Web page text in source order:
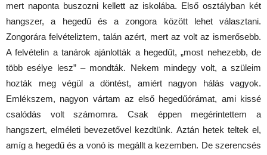
mert naponta buszozni kellett az iskolába. Első osztályban két
hangszer, a hegedű és a zongora között lehet választani.
Zongorára felvételiztem, talán azért, mert az volt az ismerősebb.
A felvételin a tanárok ajánlották a hegedűt, „most nehezebb, de
több esélye lesz” – mondták. Nekem mindegy volt, a szüleim
hozták meg végül a döntést, amiért nagyon hálás vagyok.
Emlékszem, nagyon vártam az első hegedűórámat, ami kissé
csalódás volt számomra. Csak éppen megérintettem a
hangszert, elméleti bevezetővel kezdtünk. Aztán hetek teltek el,
amíg a hegedű és a vonó is megállt a kezemben. De szerencsés